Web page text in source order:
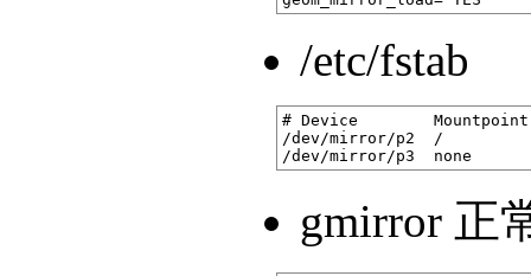
/etc/fstab
# Device        Mountpoint
/dev/mirror/p2  /
gmirror 正